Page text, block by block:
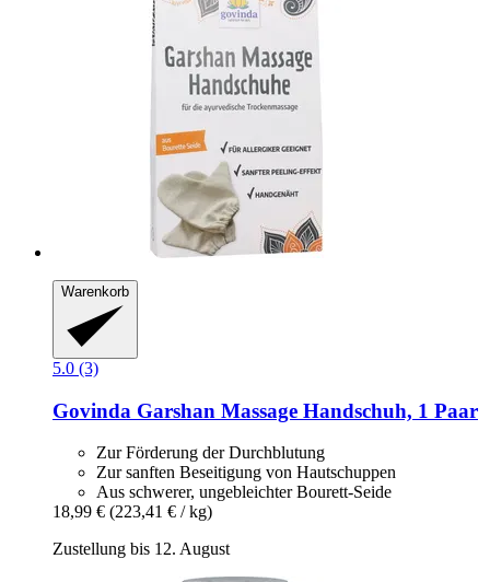
Warenkorb
5.0 (3)
Govinda Garshan Massage Handschuh, 1 Paar
Zur Förderung der Durchblutung
Zur sanften Beseitigung von Hautschuppen
Aus schwerer, ungebleichter Bourett-Seide
18,99 € (223,41 € / kg)
Zustellung bis 12. August